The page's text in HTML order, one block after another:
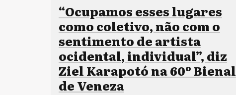
Processos artísticos
“Ocupamos esses lugares
como coletivo, não com o
sentimento de artista
ocidental, individual”, diz
Ziel Karapotó na 60º Bienal
de Veneza